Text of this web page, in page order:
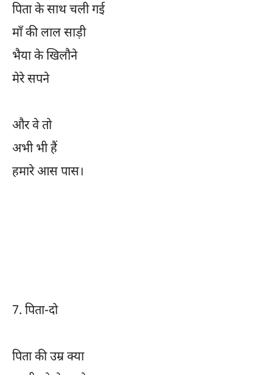
पिता के साथ चली गई
माँ की लाल साड़ी
भैया के खिलौने
मेरे सपने
और वे तो
अभी भी हैं
हमारे आस पास।
7. पिता-दो
पिता की उम्र क्या